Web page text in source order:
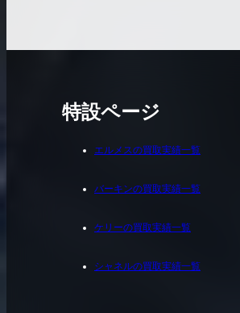
特設ページ
エルメスの買取実績一覧
バーキンの買取実績一覧
ケリーの買取実績一覧
シャネルの買取実績一覧